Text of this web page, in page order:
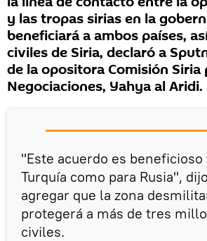
y las tropas sirias en la
beneficiará a ambos países,
civiles de Siria, declaró a
de la opositora Comisión Siria
Negociaciones, Yahya al Aridi.
"Este acuerdo es
Turquía como para Rusia",
agregar que la zona
protegerá a más de tres
civiles.